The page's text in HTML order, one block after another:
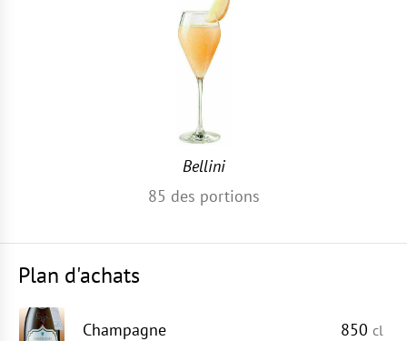
Bellini
85 des portions
Plan d'achats
Champagne 850 cl